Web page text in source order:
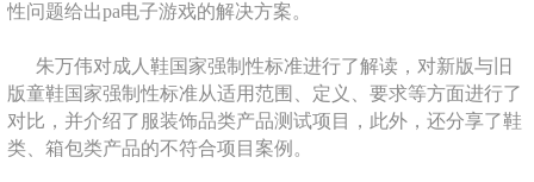
性问题给出pa电子游戏的解决方案。
朱万伟对成人鞋国家强制性标准进行了解读，对新版与旧
版童鞋国家强制性标准从适用范围、定义、要求等方面进行了
对比，并介绍了服装饰品类产品测试项目，此外，还分享了鞋
类、箱包类产品的不符合项目案例。